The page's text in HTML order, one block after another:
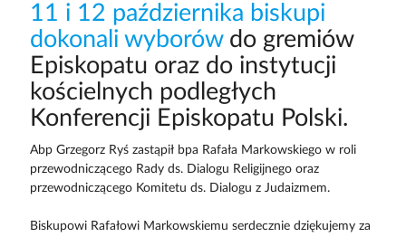
11 i 12 października biskupi
dokonali wyborówdo gremiów
Episkopatu oraz do instytucji
kościelnych podległych
Konferencji Episkopatu Polski.
Abp Grzegorz Ryś zastąpił bpa Rafała Markowskiego w roli
przewodniczącego Rady ds. Dialogu Religijnego oraz
przewodniczącego Komitetu ds. Dialogu z Judaizmem.
Biskupowi Rafałowi Markowskiemu serdecznie dziękujemy za